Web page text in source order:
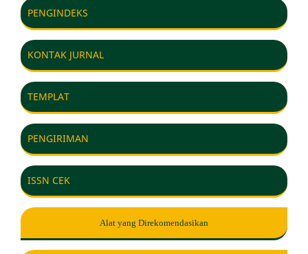
PENGINDEKS
KONTAK JURNAL
TEMPLAT
PENGIRIMAN
ISSN CEK
Alat yang Direkomendasikan